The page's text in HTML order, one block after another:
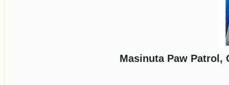
Masinuta Paw Patrol,